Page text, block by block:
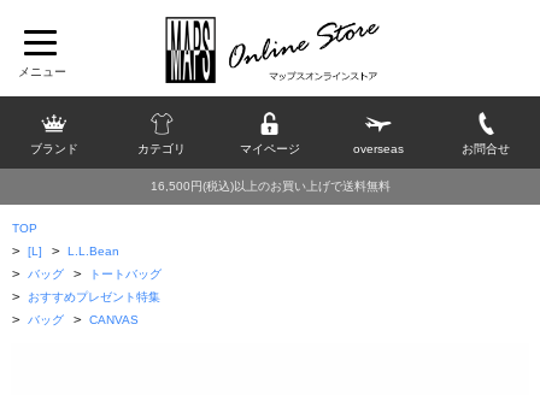
ブランド カテゴリ マイページ overseas お問合せ
16,500円(税込)以上のお買い上げで送料無料
TOP
> [L] > L.L.Bean
> バッグ > トートバッグ
> おすすめプレゼント特集
> バッグ > CANVAS